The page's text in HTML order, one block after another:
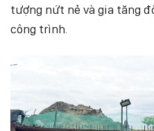
tượng nứt nẻ và gia tăng
công trình.